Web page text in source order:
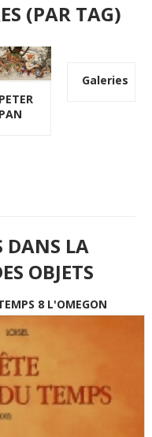
(PAR TAG)
PETER
PAN
Galeries
DANS LA
OBJETS
8 L'OMEGON